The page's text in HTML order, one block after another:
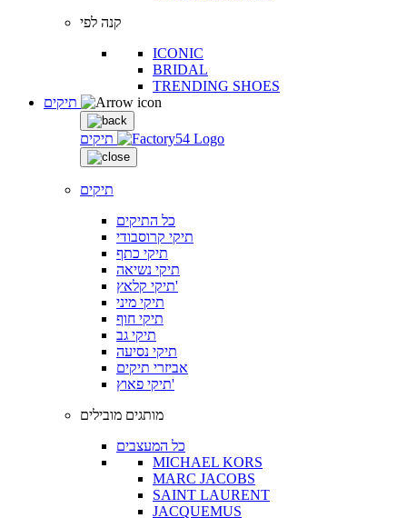
קנה לפי
ICONIC
BRIDAL
TRENDING SHOES
תיקים
תיקים
כל התיקים
תיקי קרוסבודי
תיקי כתף
תיקי נשיאה
תיקי קלאץ'
תיקי מיני
תיקי חוף
תיקי גב
תיקי נסיעה
אביזרי תיקים
תיקי פאוץ'
מותגים מובילים
כל המעצבים
MICHAEL KORS
MARC JACOBS
SAINT LAURENT
JACQUEMUS